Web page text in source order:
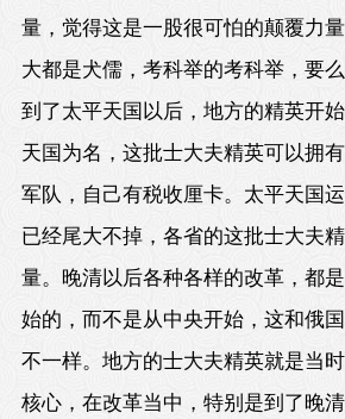
量，觉得这是一股很可怕的颠覆力
大都是犬儒，考科举的考科举，要
到了太平天国以后，地方的精英开
天国为名，这批士大夫精英可以拥
军队，自己有税收厘卡。太平天国
已经尾大不掉，各省的这批士大夫
量。晚清以后各种各样的改革，都
始的，而不是从中央开始，这和俄
不一样。地方的士大夫精英就是当
核心，在改革当中，特别是到了晚